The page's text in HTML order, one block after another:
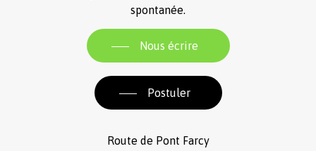
spontanée.
Nous écrire
Postuler
Route de Pont Farcy